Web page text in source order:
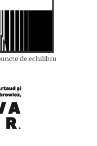
de echilibru